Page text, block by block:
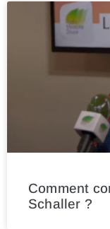
Comment
Schaller ?